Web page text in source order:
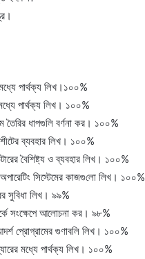
পার্থক্য লিখ।১০০%
পার্থক্য লিখ। ১০০%
ধাপগুলি বর্ণনা কর। ১০০%
ব্যবহার লিখ। ১০০%
বৈশিষ্ট্য ও ব্যবহার লিখ। ১০০%
সিস্টেমের কাজগু‌লো‌ লিখ। ১০০%
সুবিধা লিখ। ৯৯%
সংক্ষেপে আলোচনা কর। ৯৮%
প্রোগ্রামের গুণাবলি লিখ। ১০০%
মধ্যে পার্থক্য লিখ। ১০০%